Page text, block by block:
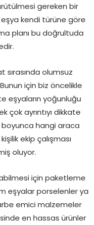
gereken bir
kendi türüne göre
planı bu doğrultuda
sırasında olumsuz
için biz öncelikle
eşyaların yoğunluğu
çok ayrıntıyı dikkate
boyunca hangi araca
ekip çalışması
oluyor.
için paketleme
eşyalar porselenler ya
emici malzemeler
en hassas ürünler